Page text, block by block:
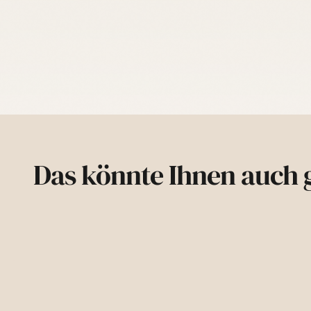
Das könnte Ihnen auch